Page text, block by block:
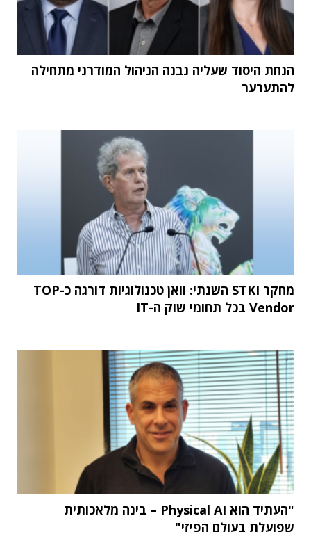
הנחת היסוד שעליה נבנה הניהול המודרני מתחילה
להתערער
מחקר STKI השנתי: וואן טכנולוגיות דורגה כ-TOP
Vendor בכל תחומי שוק ה-IT
"העתיד הוא Physical AI – בינה מלאכותית
שפועלת בעולם הפיזי"